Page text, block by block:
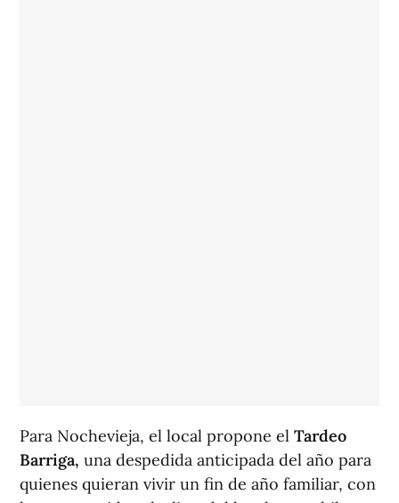
Para Nochevieja, el local propone el Tardeo
Barriga, una despedida anticipada del año para
quienes quieran vivir un fin de año familiar, con